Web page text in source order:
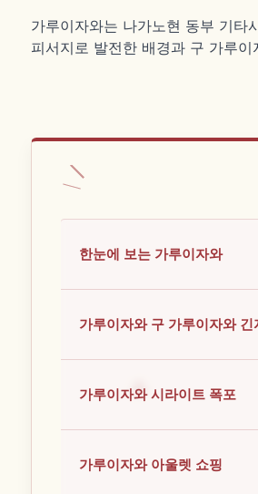
가루이자와는 나가노현 동부 기타
피서지로 발전한 배경과 구 가루
한눈에 보는 가루이자와
가루이자와 구 가루이자와 긴
가루이자와 시라이트 폭포
가루이자와 아울렛 쇼핑